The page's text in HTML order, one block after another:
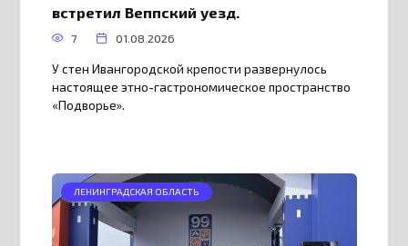
встретил Веппский уезд.
7 01.08.2026
У стен Ивангородской крепости развернулось
настоящее этно-гастрономическое пространство
«Подворье».
ЛЕНИНГРАДСКАЯ ОБЛАСТЬ